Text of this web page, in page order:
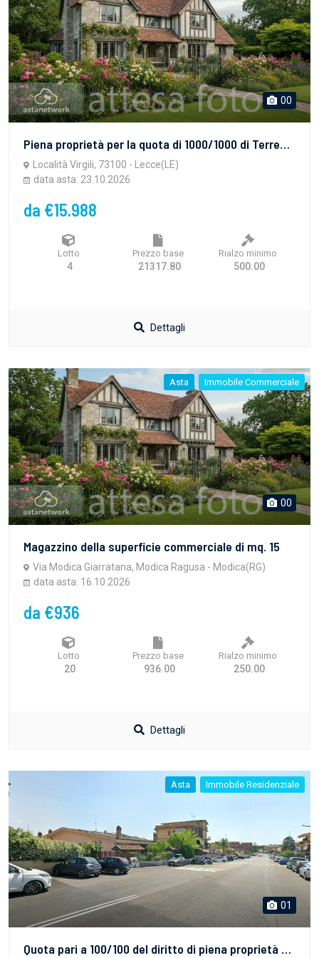
00
Piena proprietà per la quota di 1000/1000 di Terreno, sito in Località "Virgili" nel Comune di Leccedi 28.886,00 mq. Di forma irregolare con disagevole accesso a mezzo di strada interpoderalesterrata, è dotato di recinzione costituita da muri a secco; presenta andamento pianeggiante nonirriguo ed incolto
Località Virgili, 73100 - Lecce(LE)
data asta: 23.10.2026
da €15.988
Lotto
4
Prezzo base
21317.80
Rialzo minimo
500.00
Dettagli
Asta Immobile Commerciale
00
Magazzino della superficie commerciale di mq. 15
Via Modica Giarratana, Modica Ragusa - Modica(RG)
data asta: 16.10.2026
da €936
Lotto
20
Prezzo base
936.00
Rialzo minimo
250.00
Dettagli
Asta Immobile Residenziale
01
Quota pari a 100/100 del diritto di piena proprietà dell’appartamento sito in Roma Via Gagliano del Capo n. 35, int. 2, piano T, con annessa area esterna a cielo aperto, sito al piano seminterrato. L’appartamento è costituito da: ingresso, living con angolo cottura, camera, bagno, ambiente adibito a guardaroba/lavanderia, oltre a un’area esterna a livello. Uno sportello di mt 1,50 sito sul muro a confine con la rampa di scale condominiali consente di accedere in un ambiente sottoscala adibito a ripostiglio